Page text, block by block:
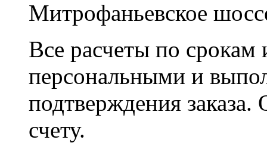
Митрофаньевское
Все расчеты по срокам
персональными и
подтверждения заказа.
счету.